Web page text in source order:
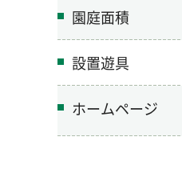
園庭面積
設置遊具
ホームページ